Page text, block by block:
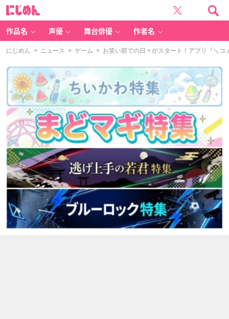
作品名 声優 舞台俳優 作者名
にじめん > ニュース > ゲーム > お笑い部での日々がスタート！アプリ『＼コ